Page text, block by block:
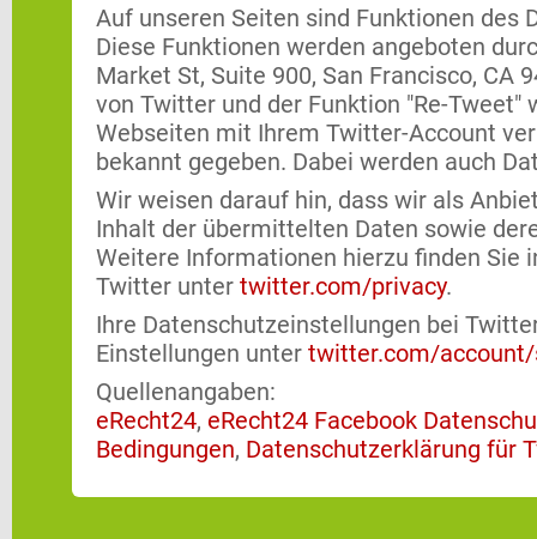
Auf unseren Seiten sind Funktionen des
Diese Funktionen werden angeboten
Market St, Suite 900, San Francisco, CA
von Twitter und der Funktion "Re-Tweet"
Webseiten mit Ihrem Twitter-Account
bekannt gegeben. Dabei werden auch
Wir weisen darauf hin, dass wir als
Inhalt der übermittelten Daten sowie
Weitere Informationen hierzu finden Sie
Twitter unter twitter.com/privacy.
Ihre Datenschutzeinstellungen bei
Einstellungen unter twitter.com/
Quellenangaben:
eRecht24, eRecht24 Facebook
Bedingungen, Datenschutzerklärung für